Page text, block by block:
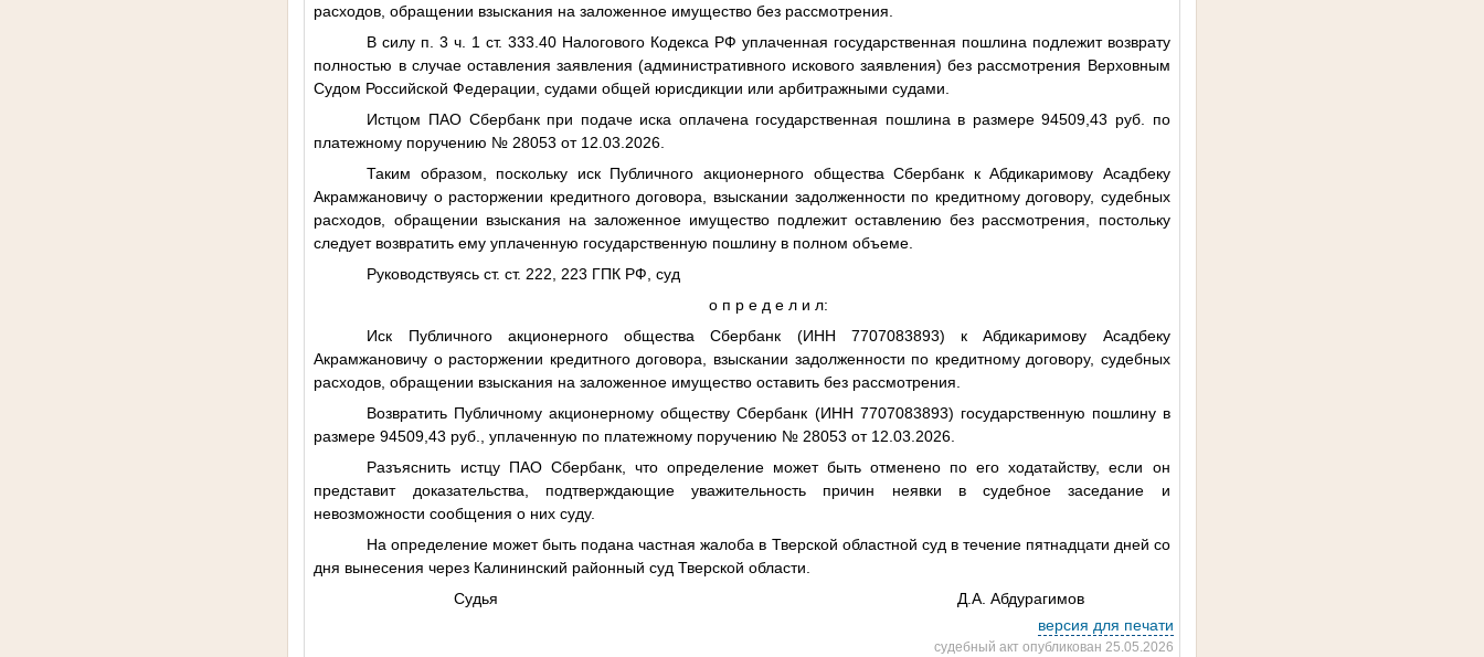
расходов, обращении взыскания на заложенное имущество без рассмотрения.
В силу п. 3 ч. 1 ст. 333.40 Налогового Кодекса РФ уплаченная государственная пошлина подлежит возврату
полностью в случае оставления заявления (административного искового заявления) без рассмотрения Верховным
Судом Российской Федерации, судами общей юрисдикции или арбитражными судами.
Истцом ПАО Сбербанк при подаче иска оплачена государственная пошлина в размере 94509,43 руб. по
платежному поручению № 28053 от 12.03.2026.
Таким образом, поскольку иск Публичного акционерного общества Сбербанк к Абдикаримову Асадбеку
Акрамжановичу о расторжении кредитного договора, взыскании задолженности по кредитному договору, судебных
расходов, обращении взыскания на заложенное имущество подлежит оставлению без рассмотрения, постольку
следует возвратить ему уплаченную государственную пошлину в полном объеме.
Руководствуясь ст. ст. 222, 223 ГПК РФ, суд
о п р е д е л и л:
Иск Публичного акционерного общества Сбербанк (ИНН 7707083893) к Абдикаримову Асадбеку
Акрамжановичу о расторжении кредитного договора, взыскании задолженности по кредитному договору, судебных
расходов, обращении взыскания на заложенное имущество оставить без рассмотрения.
Возвратить Публичному акционерному обществу Сбербанк (ИНН 7707083893) государственную пошлину в
размере 94509,43 руб., уплаченную по платежному поручению № 28053 от 12.03.2026.
Разъяснить истцу ПАО Сбербанк, что определение может быть отменено по его ходатайству, если он
представит доказательства, подтверждающие уважительность причин неявки в судебное заседание и
невозможности сообщения о них суду.
На определение может быть подана частная жалоба в Тверской областной суд в течение пятнадцати дней со
дня вынесения через Калининский районный суд Тверской области.
Судья Д.А. Абдурагимов
версия для печати
судебный акт опубликован 25.05.2026